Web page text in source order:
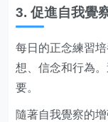
3. 促進自我覺
每日的正念練習
想、信念和行為
要。
隨著自我覺察的